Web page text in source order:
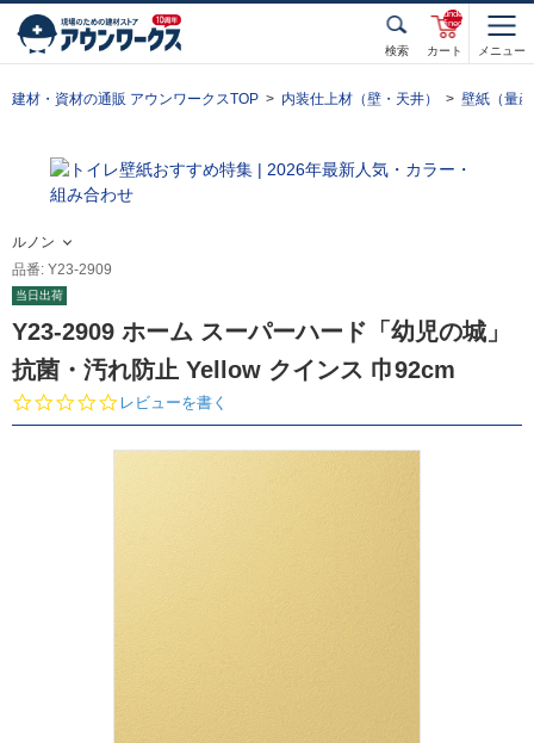
検索 カート
unde
fined
メニュー
建材・資材の通販 アウンワークスTOP 内装仕上材（壁・天井） 壁紙（量
ルノン
品番: Y23-2909
当日出荷
Y23-2909 ホーム スーパーハード「幼児の城」
抗菌・汚れ防止 Yellow クインス 巾92cm
0.
0
レビューを書く